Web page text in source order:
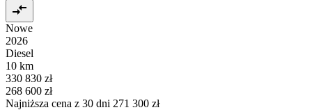
Nowe
2026
Diesel
10 km
330 830 zł
268 600 zł
Najniższa cena z 30 dni 271 300 zł